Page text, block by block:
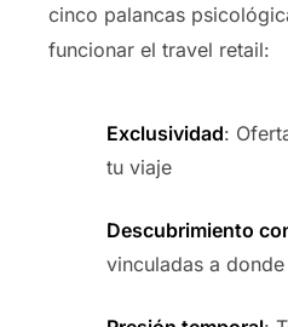
cinco palancas
funcionar el travel retail:
Exclusividad:
tu viaje
Descubrimiento
vinculadas a